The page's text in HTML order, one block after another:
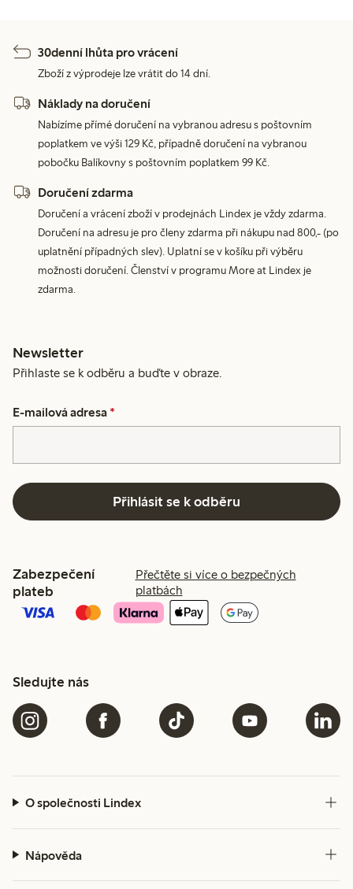
30denní lhůta pro vrácení
Zboží z výprodeje lze vrátit do 14 dní.
Náklady na doručení
Nabízíme přímé doručení na vybranou adresu s poštovním
poplatkem ve výši 129 Kč, případně doručení na vybranou
pobočku Balíkovny s poštovním poplatkem 99 Kč.
Doručení zdarma
Doručení a vrácení zboží v prodejnách Lindex je vždy zdarma.
Doručení na adresu je pro členy zdarma při nákupu nad 800,- (po
uplatnění případných slev). Uplatní se v košíku při výběru
možnosti doručení. Členství v programu More at Lindex je
zdarma.
Newsletter
Přihlaste se k odběru a buďte v obraze.
E-mailová adresa *
Přihlásit se k odběru
Zabezpečení
plateb
Přečtěte si více o bezpečných
platbách
Sledujte nás
O společnosti Lindex
Nápověda